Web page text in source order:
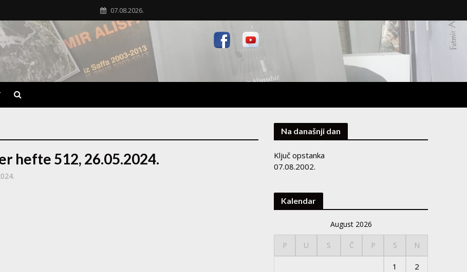
07.08.2026.
hefte 512, 26.05.2024.
Na današnji dan
Ključ opstanka
07.08.2002.
Kalendar
August 2026
P U S Č P S N
1 2